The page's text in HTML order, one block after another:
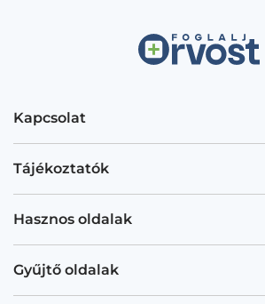
Kapcsolat
Tájékoztatók
Hasznos oldalak
Gyűjtő oldalak